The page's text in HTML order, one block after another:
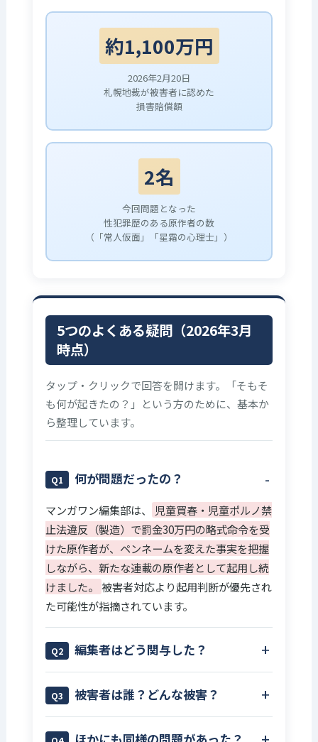
約1,100万円
2026年2月20日
札幌地裁が被害者に認めた
損害賠償額
2名
今回問題となった
性犯罪歴のある原作者の数
（「常人仮面」「星霜の心理士」）
5つのよくある疑問（2026年3月
時点）
タップ・クリックで回答を開けます。「そもそ
も何が起きたの？」という方のために、基本か
ら整理しています。
Q1 何が問題だったの？
マンガワン編集部は、
児童買春・児童ポルノ禁
止法違反（製造）で罰金30万円の略式命令を受
けた原作者が、ペンネームを変えた事実を把握
しながら、新たな連載の原作者として起用し続
けました。
被害者対応より起用判断が優先され
た可能性が指摘されています。
Q2 編集者はどう関与した？
解協議が進むLINEグループに加入。
口外禁止
を含む和解条件の協議に関与していたことが、
裁判資料などから指摘されています。
Q3 被害者は誰？どんな被害？